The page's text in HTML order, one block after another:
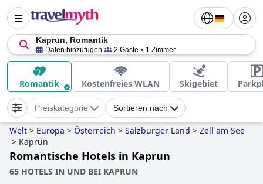
Kaprun, Romantik
Daten hinzufügen 2 Gäste 1 Zimmer
Romantik Kostenfreies WLAN Skigebiet
Preiskategorie Sortieren nach
Welt > Europa > Österreich > Salzburger Land > Zell am See
> Kaprun
Romantische Hotels in Kaprun
65 HOTELS IN UND BEI KAPRUN